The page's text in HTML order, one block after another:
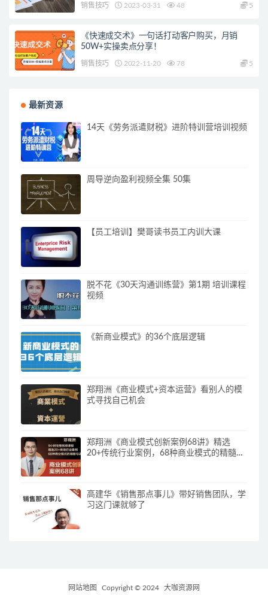
销售技巧 2023-03-31 48 5
《快速成交术》一句话打动客户购买，月销
50W+实操卖点分享！
销售技巧 2022-11-20 78 5
最新资源
14天《劳务派遣财税》进阶特训营培训视频
周导逆向盈利视频全集 50集
【员工培训】樊哥读书员工内训大课
脱不花《30天沟通训练营》第1期 培训课程
视频
《新商业模式》的36个底层逻辑
郑翔洲《商业模式+资本运营》看别人的模
式寻找自己机会
郑翔洲《商业模式创新案例68讲》精选
20+传统行业案例，68种商业模式的精髓与
高建华《销售那点事儿》带好销售团队，学
习这门课就够了
网站地图 Copyright © 2024 大咖资源网